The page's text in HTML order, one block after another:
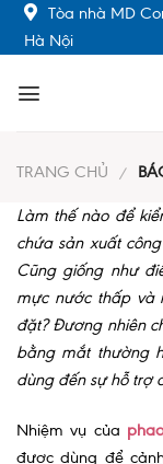
Skip
Tòa nhà MD
Hà Nội
TRANG CHỦ /
Làm thế nào để
chứa sản xuất
Cũng giống như
mực nước thấp và
đặt? Đương nhiên
bằng mắt thường
dùng đến sự hỗ trợ
Nhiệm vụ của
được dùng để